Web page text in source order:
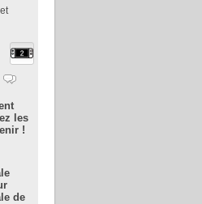
les
!
de